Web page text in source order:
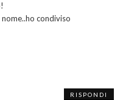
condiviso
RISPONDI